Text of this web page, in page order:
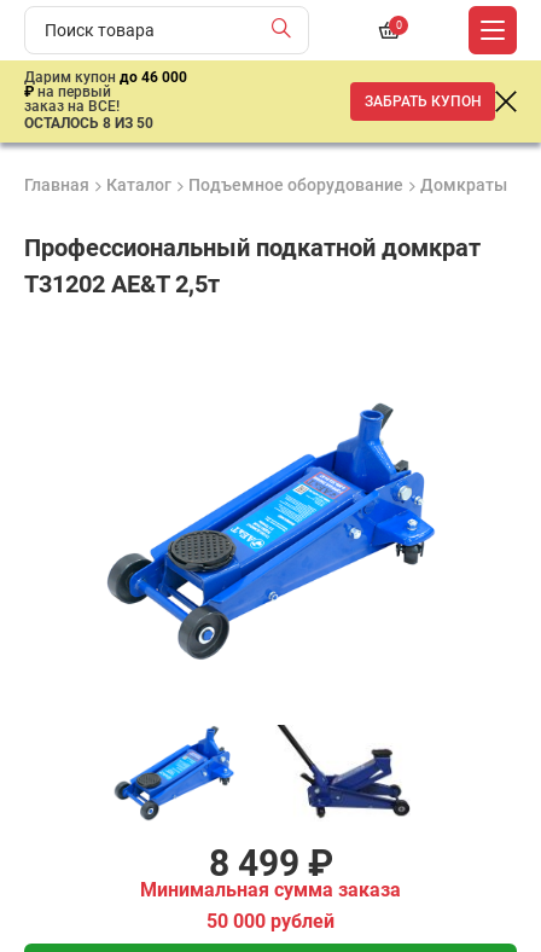
0
Дарим купон до 46 000
₽ на первый
заказ на ВСЕ!
ОСТАЛОСЬ 8 ИЗ 50
ЗАБРАТЬ КУПОН
Главная Каталог Подъемное оборудование Домкраты
Профессиональный подкатной домкрат
T31202 AE&T 2,5т
8 499 ₽
Минимальная сумма заказа
50 000 рублей
Добавить в корзину
Купить в 1 клик
В кредит от 283 руб/
мес